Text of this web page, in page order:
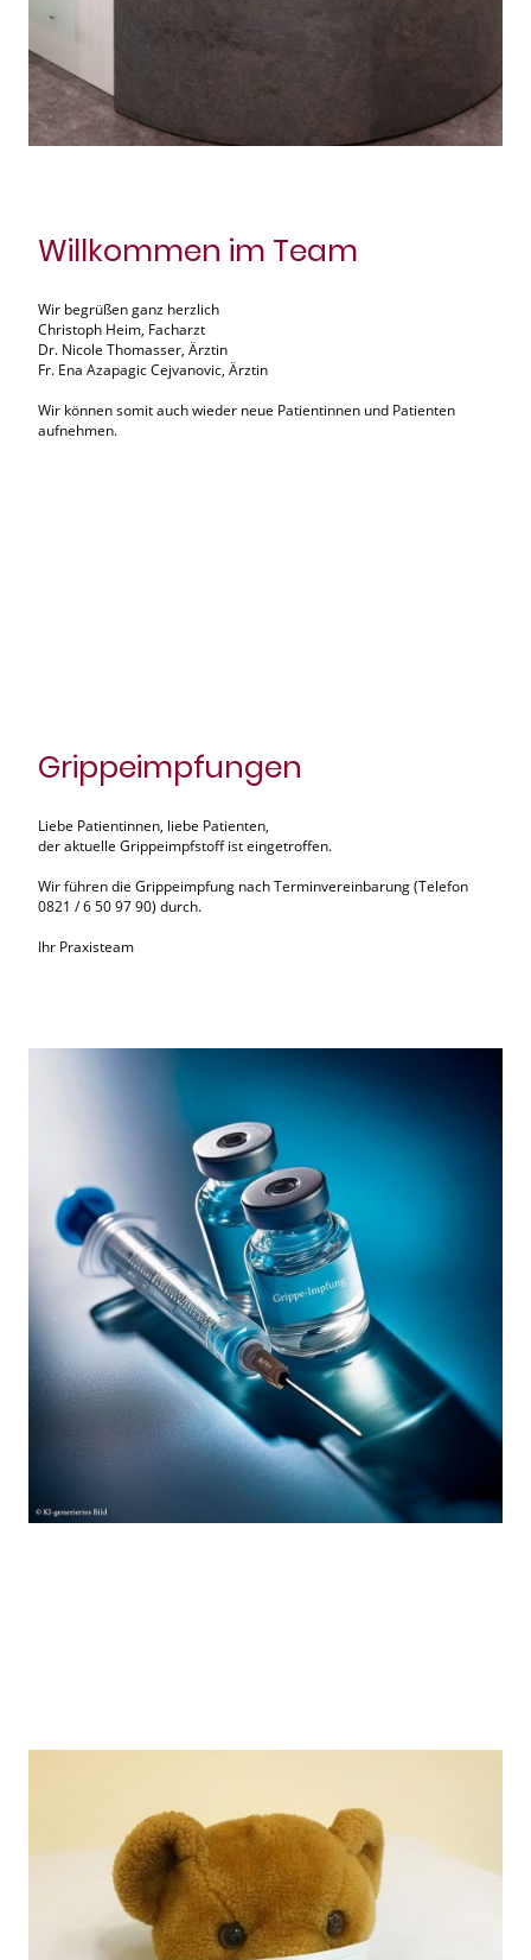
Willkommen im Team
Wir begrüßen ganz herzlich
Christoph Heim, Facharzt
Dr. Nicole Thomasser, Ärztin
Fr. Ena Azapagic Cejvanovic, Ärztin
Wir können somit auch wieder neue Patientinnen und Patienten
aufnehmen.
Grippeimpfungen
Liebe Patientinnen, liebe Patienten,
der aktuelle Grippeimpfstoff ist eingetroffen.
Wir führen die Grippeimpfung nach Terminvereinbarung (Telefon
0821 / 6 50 97 90) durch.
Ihr Praxisteam